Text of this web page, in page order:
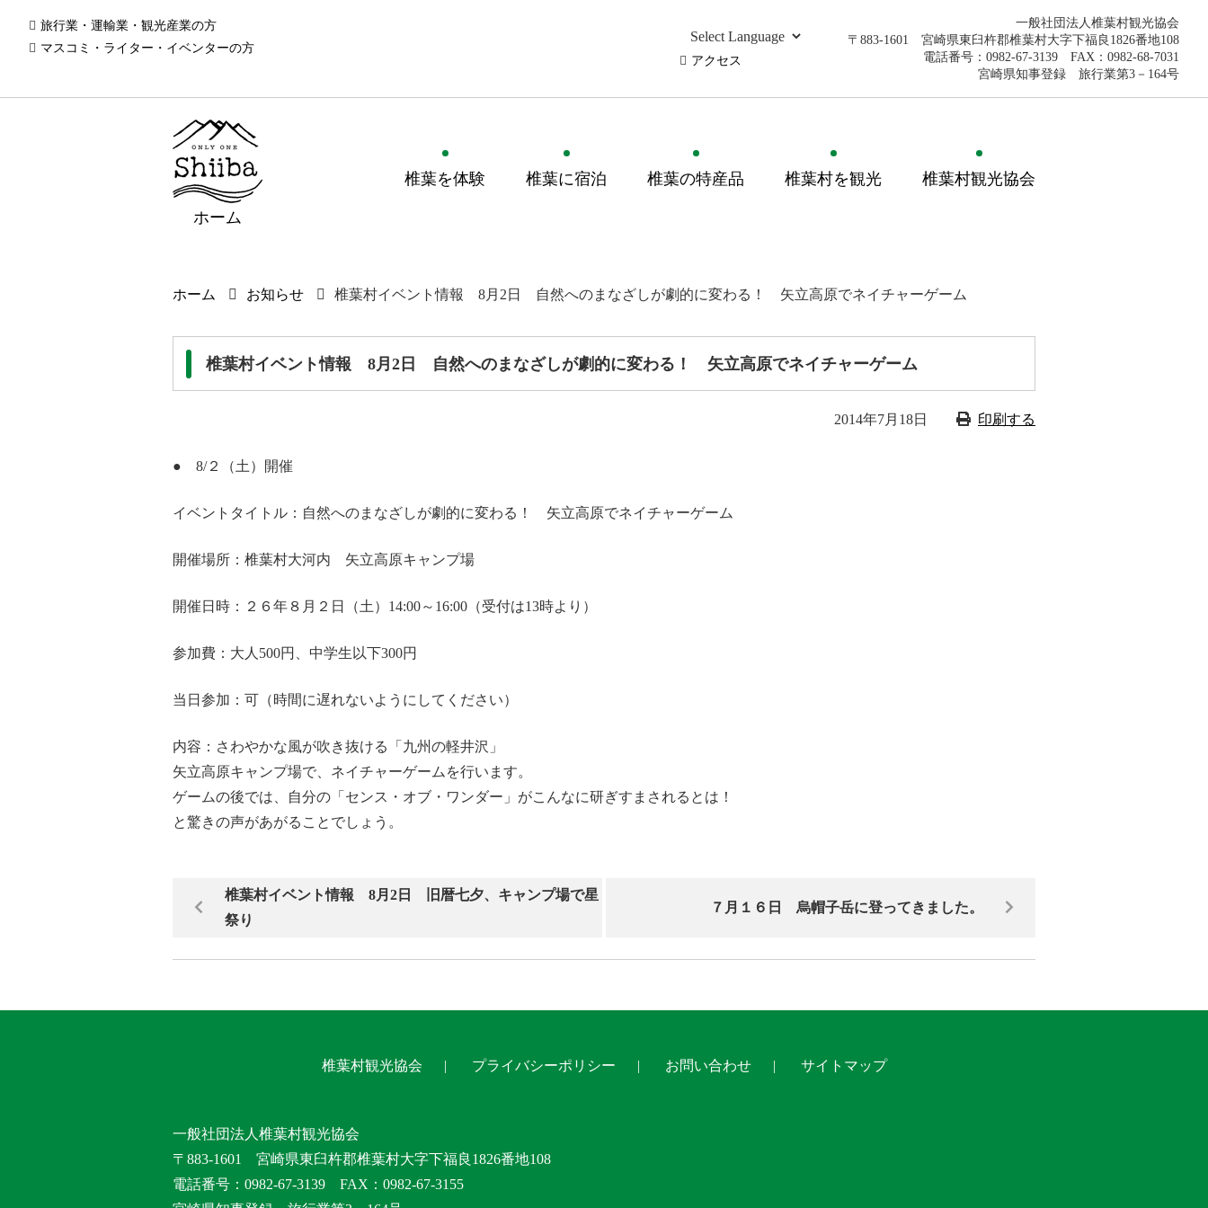
旅行業・運輸業・観光産業の方
マスコミ・ライター・イベンターの方
アクセス
一般社団法人椎葉村観光協会
〒883-1601 宮崎県東臼杵郡椎葉村大字下福良1826番地108
電話番号：0982-67-3139 FAX：0982-68-7031
宮崎県知事登録 旅行業第3－164号
ホーム
椎葉を体験 椎葉に宿泊 椎葉の特産品 椎葉村を観光 椎葉村観光協会
ホーム お知らせ 椎葉村イベント情報 8月2日 自然へのまなざしが劇的に変わる！ 矢立高原でネイチャーゲーム
椎葉村イベント情報 8月2日 自然へのまなざしが劇的に変わる！ 矢立高原でネイチャーゲーム
2014年7月18日 印刷する
● 8/２（土）開催
イベントタイトル：自然へのまなざしが劇的に変わる！ 矢立高原でネイチャーゲーム
開催場所：椎葉村大河内 矢立高原キャンプ場
開催日時：２６年８月２日（土）14:00～16:00（受付は13時より）
参加費：大人500円、中学生以下300円
当日参加：可（時間に遅れないようにしてください）
内容：さわやかな風が吹き抜ける「九州の軽井沢」
矢立高原キャンプ場で、ネイチャーゲームを行います。
ゲームの後では、自分の「センス・オブ・ワンダー」がこんなに研ぎすまされるとは！
と驚きの声があがることでしょう。
椎葉村イベント情報 8月2日 旧暦七夕、キャンプ場で星
祭り
７月１６日 烏帽子岳に登ってきました。
椎葉村観光協会 プライバシーポリシー お問い合わせ サイトマップ
一般社団法人椎葉村観光協会
〒883-1601 宮崎県東臼杵郡椎葉村大字下福良1826番地108
電話番号：0982-67-3139 FAX：0982-67-3155